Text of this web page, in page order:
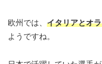
欧州では、 イタリアとオ
ようですね。